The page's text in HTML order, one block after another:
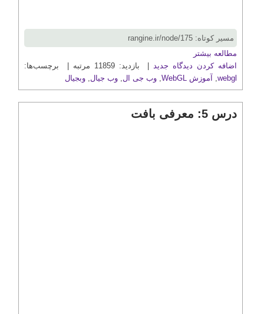
مسیر کوتاه: rangine.ir/node/175
مطالعه بیشتر
اضافه کردن دیدگاه جدید| بازدید: 11859 مرتبه | برچسب‌ها:
webgl
, آموزش WebGL , وب جی ال, وب جیال, وبجیال
درس 5: معرفی بافت